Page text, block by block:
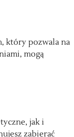
który pozwala na
mogą
jak i
zabierać